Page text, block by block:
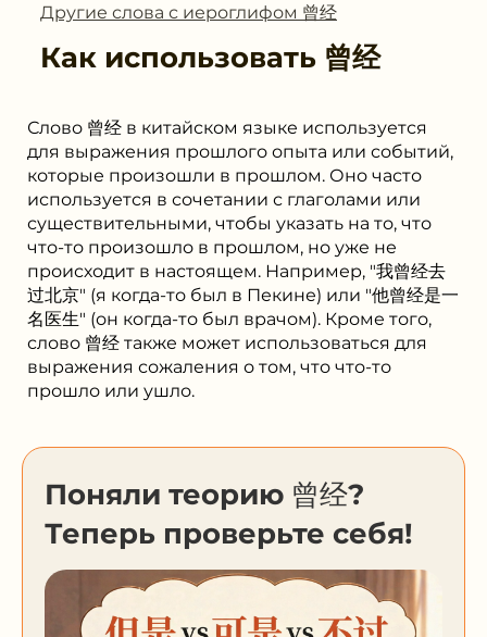
Другие слова с иероглифом 曾经
Как использовать 曾经
Слово 曾经 в китайском языке используется
для выражения прошлого опыта или событий,
которые произошли в прошлом. Оно часто
используется в сочетании с глаголами или
существительными, чтобы указать на то, что
что-то произошло в прошлом, но уже не
происходит в настоящем. Например, "我曾经去
过北京" (я когда-то был в Пекине) или "他曾经是一
名医生" (он когда-то был врачом). Кроме того,
слово 曾经 также может использоваться для
выражения сожаления о том, что что-то
прошло или ушло.
Поняли теорию 曾经?
Теперь проверьте себя!